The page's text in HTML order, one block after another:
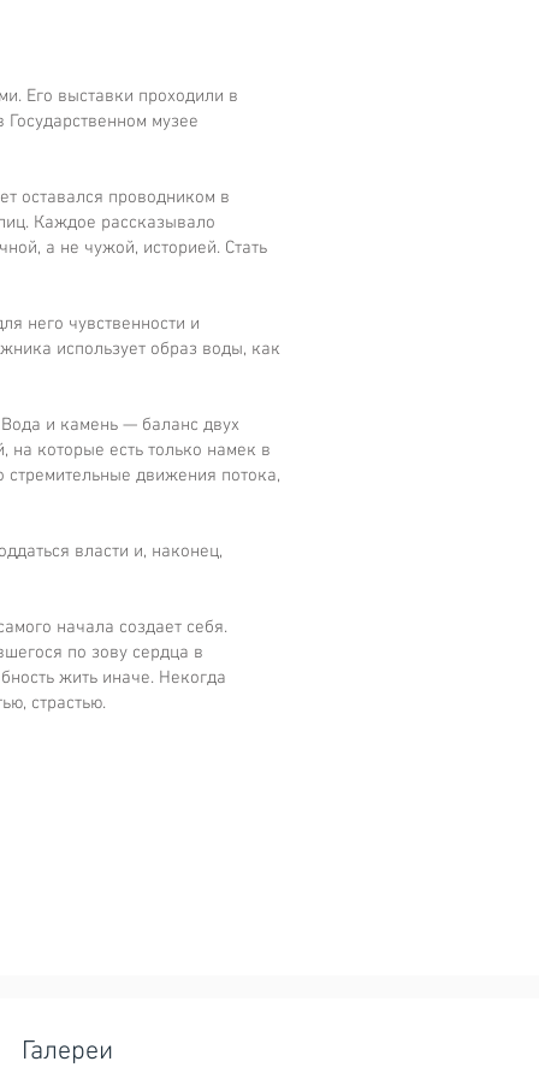
Его выставки проходили в
музее
оставался проводником в
Каждое рассказывало
а не чужой, историей. Стать
него чувственности и
использует образ воды, как
и камень — баланс двух
на которые есть только намек в
стремительные движения потока,
власти и, наконец,
начала создает себя.
по зову сердца в
жить иначе. Некогда
страстью.
Галереи